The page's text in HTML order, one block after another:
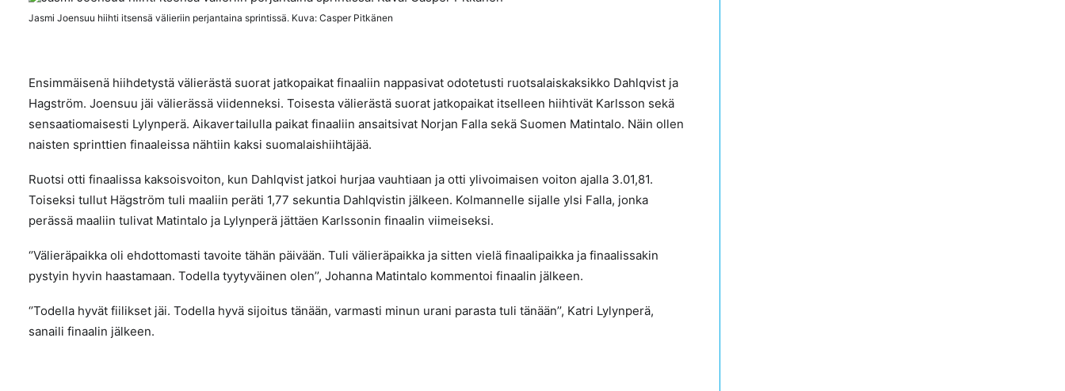
Jasmi Joensuu hiihti itsensä välieriin perjantaina sprintissä. Kuva: Casper Pitkänen
Ensimmäisenä hiihdetystä välierästä suorat jatkopaikat finaaliin nappasivat odotetusti ruotsalaiskaksikko Dahlqvist ja
Hagström. Joensuu jäi välierässä viidenneksi. Toisesta välierästä suorat jatkopaikat itselleen hiihtivät Karlsson sekä
sensaatiomaisesti Lylynperä. Aikavertailulla paikat finaaliin ansaitsivat Norjan Falla sekä Suomen Matintalo. Näin ollen
naisten sprinttien finaaleissa nähtiin kaksi suomalaishiihtäjää.
Ruotsi otti finaalissa kaksoisvoiton, kun Dahlqvist jatkoi hurjaa vauhtiaan ja otti ylivoimaisen voiton ajalla 3.01,81.
Toiseksi tullut Hägström tuli maaliin peräti 1,77 sekuntia Dahlqvistin jälkeen. Kolmannelle sijalle ylsi Falla, jonka
perässä maaliin tulivat Matintalo ja Lylynperä jättäen Karlssonin finaalin viimeiseksi.
‘’Välieräpaikka oli ehdottomasti tavoite tähän päivään. Tuli välieräpaikka ja sitten vielä finaalipaikka ja finaalissakin
pystyin hyvin haastamaan. Todella tyytyväinen olen’’, Johanna Matintalo kommentoi finaalin jälkeen.
‘’Todella hyvät fiilikset jäi. Todella hyvä sijoitus tänään, varmasti minun urani parasta tuli tänään’’, Katri Lylynperä,
sanaili finaalin jälkeen.